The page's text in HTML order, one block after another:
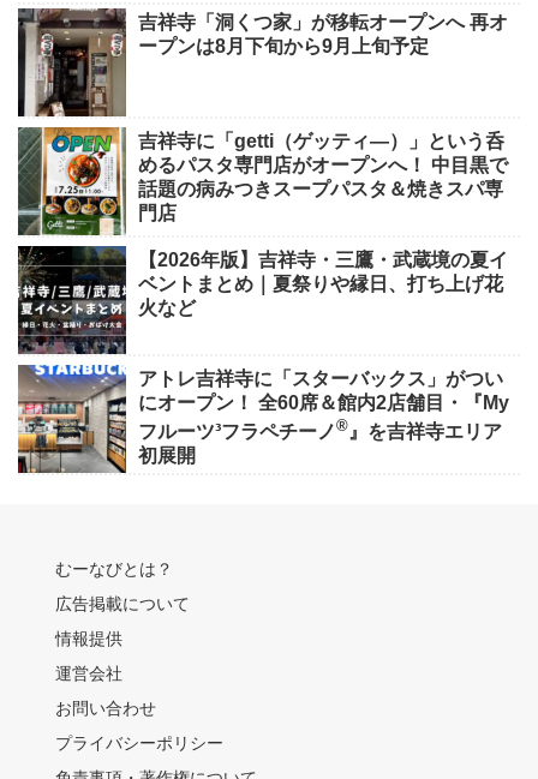
吉祥寺「洞くつ家」が移転オープンへ 再オ
ープンは8月下旬から9月上旬予定
吉祥寺に「getti（ゲッティ―）」という呑
めるパスタ専門店がオープンへ！ 中目黒で
話題の病みつきスープパスタ＆焼きスパ専
門店
【2026年版】吉祥寺・三鷹・武蔵境の夏イ
ベントまとめ｜夏祭りや縁日、打ち上げ花
火など
アトレ吉祥寺に「スターバックス」がつい
にオープン！ 全60席＆館内2店舗目・『My
フルーツ³フラペチーノ® 』を吉祥寺エリア
初展開
むーなびとは？
広告掲載について
情報提供
運営会社
お問い合わせ
プライバシーポリシー